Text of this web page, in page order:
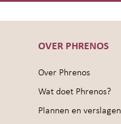
OVER PHRENOS
Over Phrenos
Wat doet Phrenos?
Plannen en verslagen